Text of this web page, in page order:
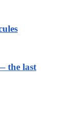
the last